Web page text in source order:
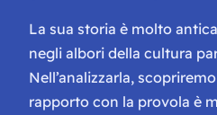
La sua storia è molto
negli albori della cultura
Nell’analizzarla,
rapporto con la provola è